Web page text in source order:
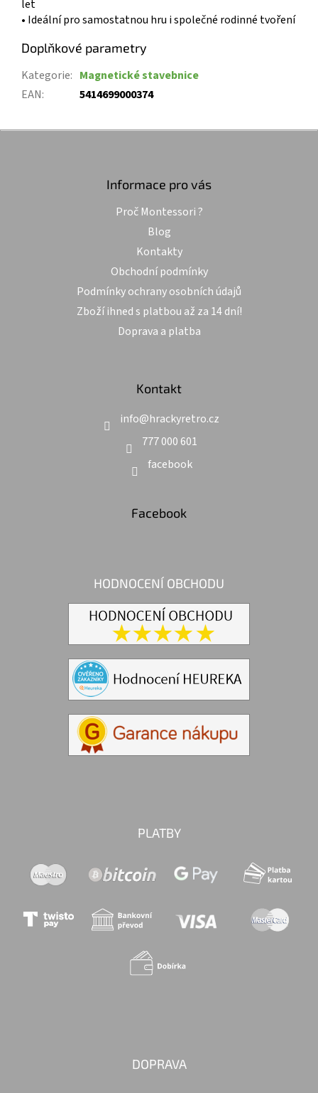
let
• Ideální pro samostatnou hru i společné rodinné tvoření
Doplňkové parametry
Kategorie: Magnetické stavebnice
EAN: 5414699000374
Z
Informace pro vás
Proč Montessori ?
Blog
Kontakty
Obchodní podmínky
Podmínky ochrany osobních údajů
Zboží ihned s platbou až za 14 dní!
Doprava a platba
Kontakt
info@hrackyretro.cz
777 000 601
facebook
Facebook
HODNOCENÍ OBCHODU
PLATBY
DOPRAVA